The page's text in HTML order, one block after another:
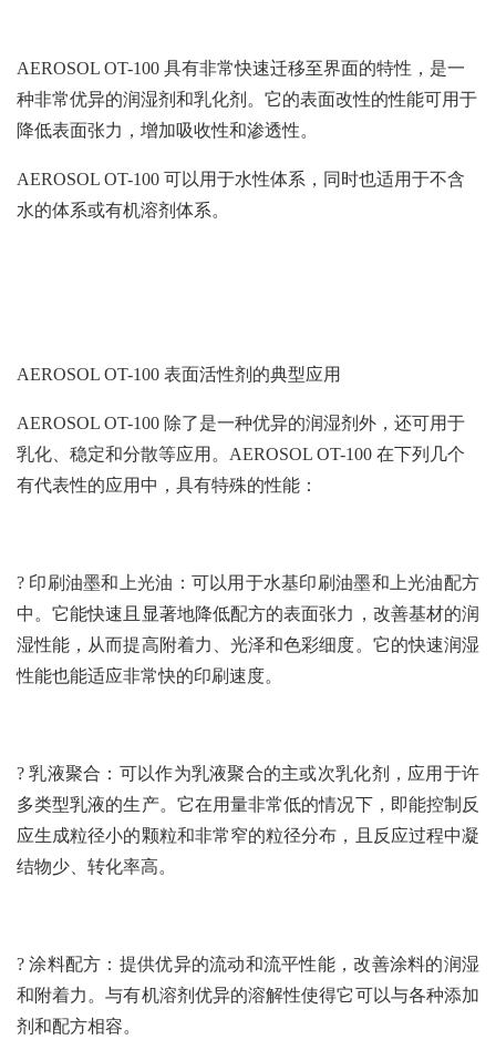
AEROSOL OT-100 具有非常快速迁移至界面的特性，是一
种非常优异的润湿剂和乳化剂。它的表面改性的性能可用于
降低表面张力，增加吸收性和渗透性。
AEROSOL OT-100 可以用于水性体系，同时也适用于不含
水的体系或有机溶剂体系。
AEROSOL OT-100 表面活性剂的典型应用
AEROSOL OT-100 除了是一种优异的润湿剂外，还可用于
乳化、稳定和分散等应用。AEROSOL OT-100 在下列几个
有代表性的应用中，具有特殊的性能：
? 印刷油墨和上光油：可以用于水基印刷油墨和上光油配方
中。它能快速且显著地降低配方的表面张力，改善基材的润
湿性能，从而提高附着力、光泽和色彩细度。它的快速润湿
性能也能适应非常快的印刷速度。
? 乳液聚合：可以作为乳液聚合的主或次乳化剂，应用于许
多类型乳液的生产。它在用量非常低的情况下，即能控制反
应生成粒径小的颗粒和非常窄的粒径分布，且反应过程中凝
结物少、转化率高。
? 涂料配方：提供优异的流动和流平性能，改善涂料的润湿
和附着力。与有机溶剂优异的溶解性使得它可以与各种添加
剂和配方相容。